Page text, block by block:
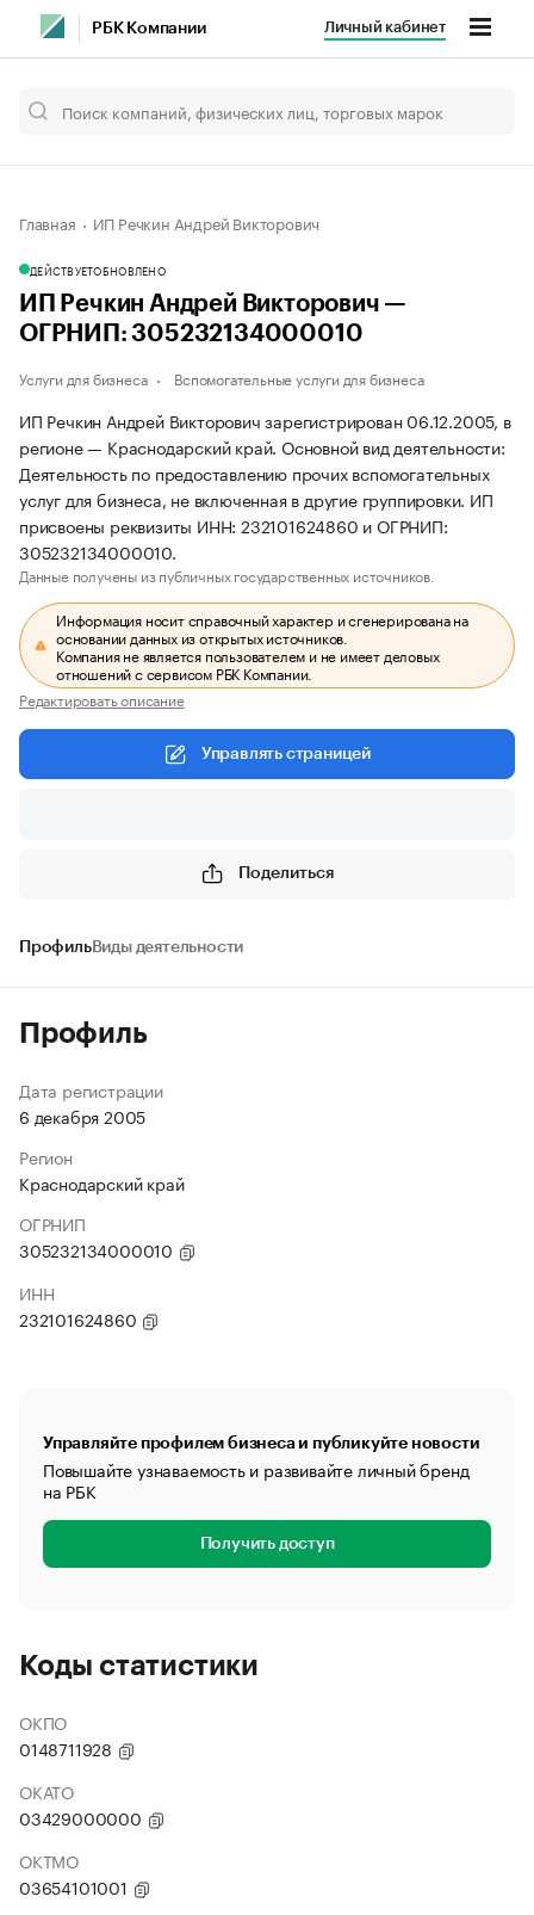
РБК Компании Личный кабинет
Главная ИП Речкин Андрей Викторович
ДЕЙСТВУЕТОБНОВЛЕНО
ИП Речкин Андрей Викторович —
ОГРНИП: 305232134000010
Услуги для бизнеса Вспомогательные услуги для бизнеса
ИП Речкин Андрей Викторович зарегистрирован 06.12.2005, в
регионе — Краснодарский край. Основной вид деятельности:
Деятельность по предоставлению прочих вспомогательных
услуг для бизнеса, не включенная в другие группировки. ИП
присвоены реквизиты ИНН: 232101624860 и ОГРНИП:
305232134000010.
Данные получены из публичных государственных источников.
Информация носит справочный характер и сгенерирована на
основании данных из открытых источников.
Компания не является пользователем и не имеет деловых
отношений с сервисом РБК Компании.
Редактировать описание
Управлять страницей
Поделиться
ПрофильВиды деятельности
Профиль
Дата регистрации
6 декабря 2005
Регион
Краснодарский край
ОГРНИП
305232134000010
ИНН
232101624860
Управляйте профилем бизнеса и публикуйте новости
Повышайте узнаваемость и развивайте личный бренд
на РБК
Получить доступ
Коды статистики
ОКПО
0148711928
ОКАТО
03429000000
ОКТМО
03654101001